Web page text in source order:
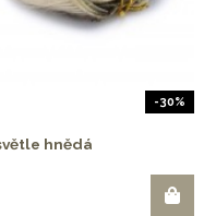
-30%
hnědá